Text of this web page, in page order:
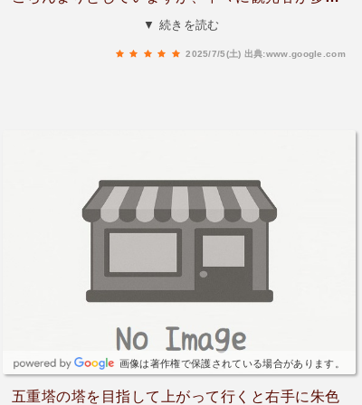
です。日本人だけでなく、いろいろな国から観光
▼ 続きを読む
2025/7/5(土) 出典:www.google.com
画像は著作権で保護されている場合があります。
五重塔の塔を目指して上がって行くと右手に朱色